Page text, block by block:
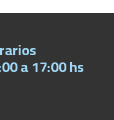
a 17:00 hs